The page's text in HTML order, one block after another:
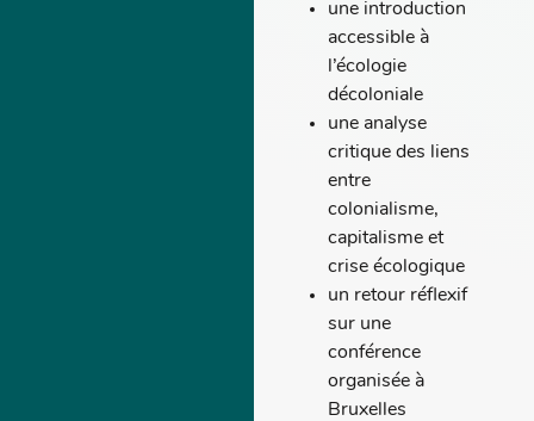
une introduction
accessible à
l’écologie
décoloniale
une analyse
critique des liens
entre
colonialisme,
capitalisme et
crise écologique
un retour réflexif
sur une
conférence
organisée à
Bruxelles